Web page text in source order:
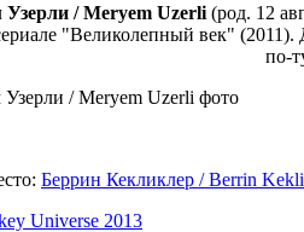
/ Meryem Uzerli(род. 12
"Великолепный век"
по-
Беррин Кекликлер / Berrin